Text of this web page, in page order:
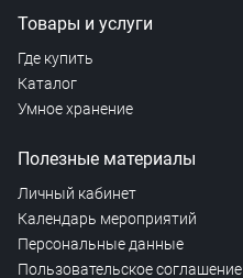
Товары и услуги
Где купить
Каталог
Умное хранение
Полезные материалы
Личный кабинет
Календарь мероприятий
Персональные данные
Пользовательское соглашение